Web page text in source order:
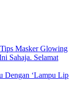
Masker Glowing
Sahaja. Selamat
Dengan ‘Lampu Lip